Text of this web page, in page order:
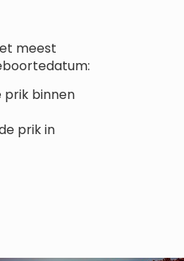
meest
prik binnen
prik in